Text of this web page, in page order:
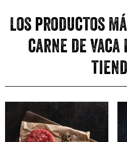
Los productos
carne de